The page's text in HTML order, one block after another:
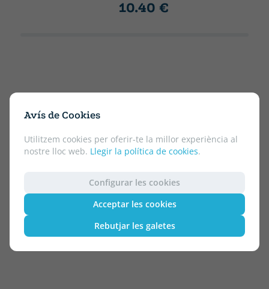
Avís de Cookies
Utilitzem cookies per oferir-te la millor experiència al
nostre lloc web. Llegir la política de cookies.
Configurar les cookies
Acceptar les cookies
Rebutjar les galetes
10.40 €